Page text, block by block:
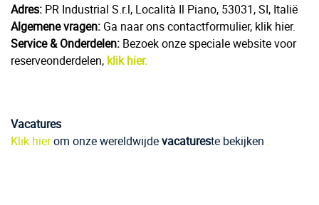
Adres: PR Industrial S.r.l, Località Il Piano, 53031, SI, Italië
Algemene vragen: Ga naar ons contactformulier, klik hier.
Service & Onderdelen: Bezoek onze speciale website voor
reserveonderdelen, klik hier.
Vacatures
Klik hierom onze wereldwijdevacatureste bekijken .